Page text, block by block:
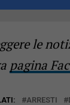
le
pagina
ARRESTI